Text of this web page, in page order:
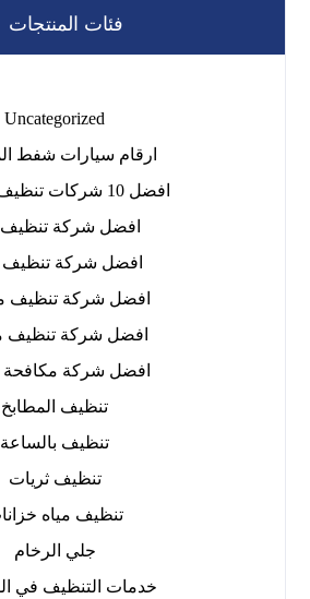
فئات المنتجات
Uncategorized
ارقام سيارات شفط
افضل 10 شركات تنظيف المنازل
افضل شركة
افضل شركة
افضل شركة تنظيف
افضل شركة تنظيف
افضل شركة مكافحة
تنظيف المطابخ
تنظيف بالساعة
تنظيف ثريات
تنظيف مياه
جلي الرخام
خدمات التنظيف في